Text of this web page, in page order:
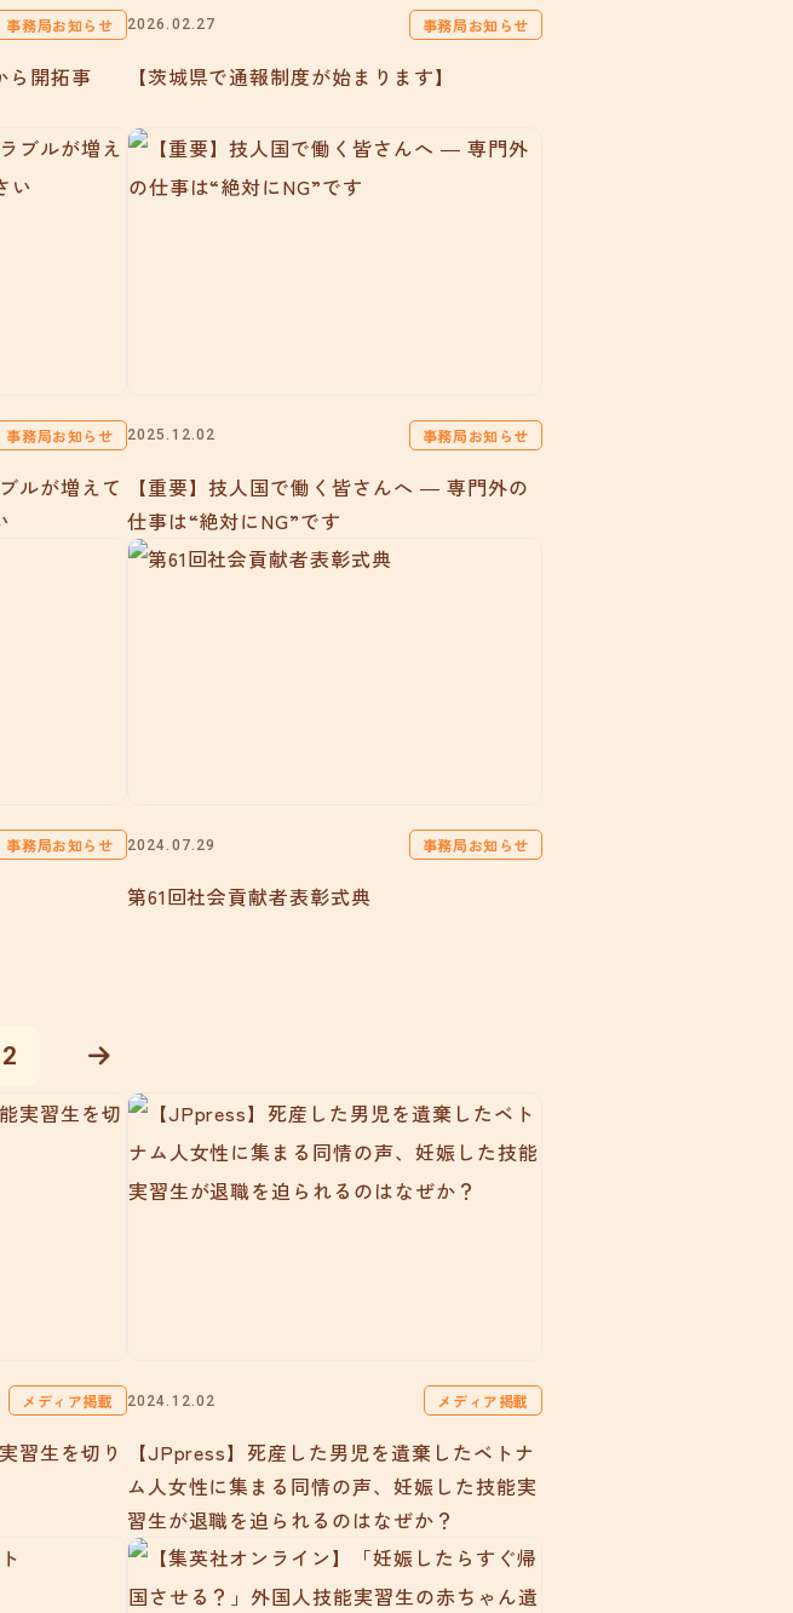
事務局お知らせ
ら開拓事
2026.02.27 事務局お知らせ
【茨城県で通報制度が始まります】
事務局お知らせ
ルが増えて
2025.12.02 事務局お知らせ
【重要】技人国で働く皆さんへ ― 専門外の
仕事は“絶対にNG”です
事務局お知らせ 2024.07.29 事務局お知らせ
第61回社会貢献者表彰式典
2
メディア掲載
習生を切り
2024.12.02 メディア掲載
【JPpress】死産した男児を遺棄したベトナ
ム人女性に集まる同情の声、妊娠した技能実
習生が退職を迫られるのはなぜか？